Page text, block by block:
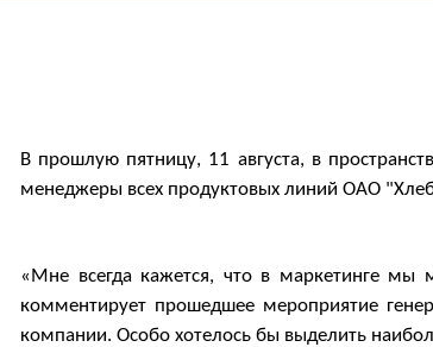
В прошлую пятницу, 11 августа, в
менеджеры всех продуктовых линий ОАО
«Мне всегда кажется, что в маркетинге мы
комментирует прошедшее мероприятие
компании. Особо хотелось бы выделить